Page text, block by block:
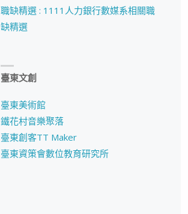
職缺精選 : 1111人力銀行數媒系相關職
缺精選
臺東文創
臺東美術館
鐵花村音樂聚落
臺東創客TT Maker
臺東資策會數位教育研究所